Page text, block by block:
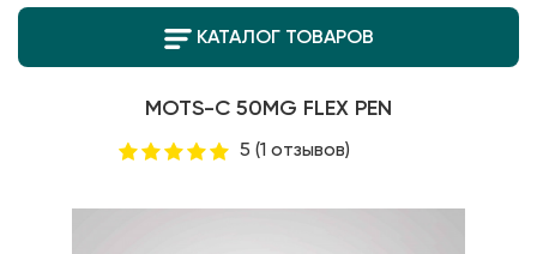
КАТАЛОГ ТОВАРОВ
MOTS-C 50MG FLEX PEN
5 (1 отзывов)